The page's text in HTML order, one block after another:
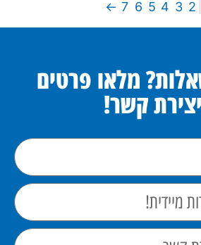
2
3
4
5
6
7
←
מלאו פרטים
קשר!